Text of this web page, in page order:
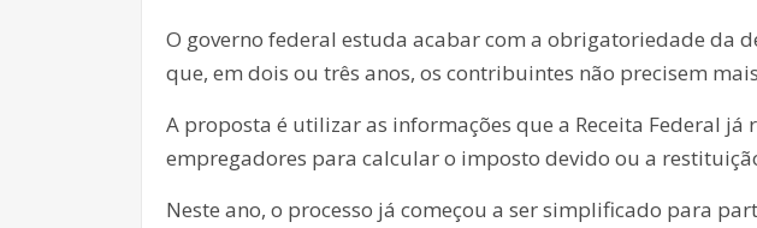
O governo federal estuda acabar com a obrigatoriedade da
que, em dois ou três anos, os contribuintes não precisem
A proposta é utilizar as informações que a Receita Federal
empregadores para calcular o imposto devido ou a
Neste ano, o processo já começou a ser simplificado para